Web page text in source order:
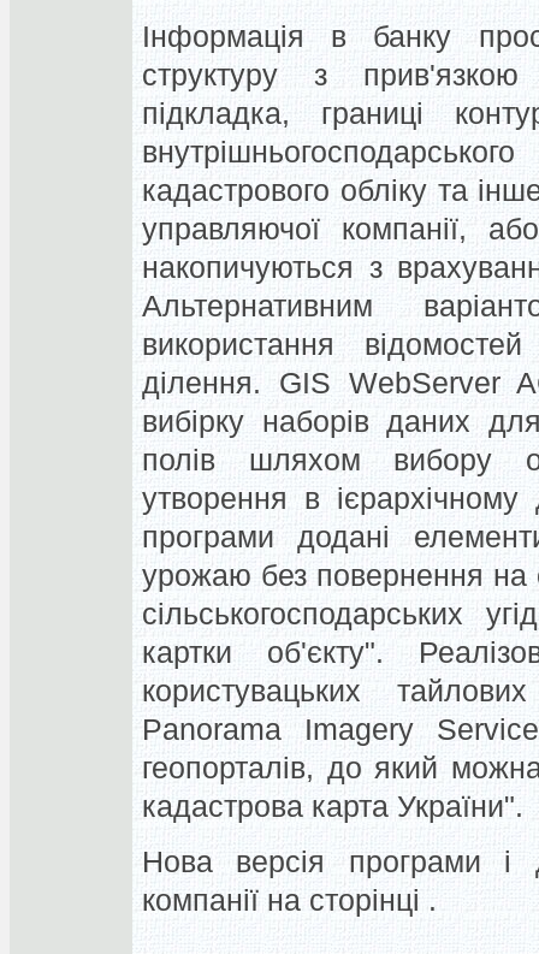
Інформація в банку
структуру з
підкладка, границі
кадастрового обліку та
управляючої компанії,
накопичуються з
Альтернативним
використання відомостей
ділення. GIS WebServer
вибірку наборів даних
полів шляхом вибору
утворення в
програми додані
урожаю без повернення на
сільськогосподарських
картки об'єкту".
користувацьких
Panorama Imagery
геопорталів, до який
кадастрова карта України".
Нова версія програми і
компанії на сторінці .